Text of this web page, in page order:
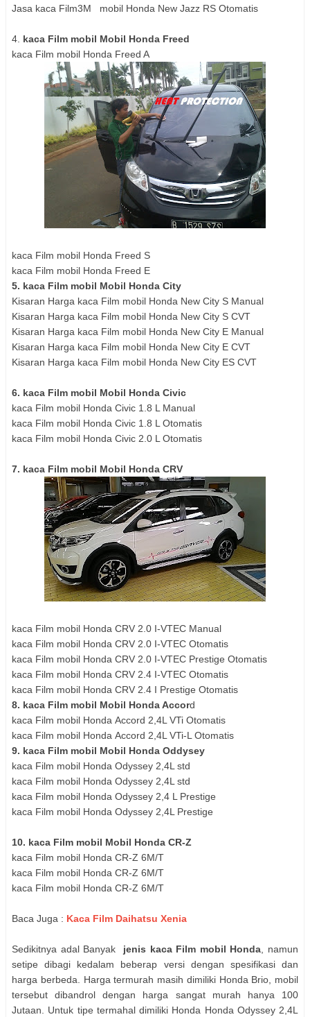
Jasa kaca Film3M mobil Honda New Jazz RS Otomatis
4. kaca Film mobil Mobil Honda Freed
kaca Film mobil Honda Freed A
kaca Film mobil Honda Freed S
kaca Film mobil Honda Freed E
5. kaca Film mobil Mobil Honda City
Kisaran Harga kaca Film mobil Honda New City S Manual
Kisaran Harga kaca Film mobil Honda New City S CVT
Kisaran Harga kaca Film mobil Honda New City E Manual
Kisaran Harga kaca Film mobil Honda New City E CVT
Kisaran Harga kaca Film mobil Honda New City ES CVT
6. kaca Film mobil Mobil Honda Civic
kaca Film mobil Honda Civic 1.8 L Manual
kaca Film mobil Honda Civic 1.8 L Otomatis
kaca Film mobil Honda Civic 2.0 L Otomatis
7. kaca Film mobil Mobil Honda CRV
kaca Film mobil Honda CRV 2.0 I-VTEC Manual
kaca Film mobil Honda CRV 2.0 I-VTEC Otomatis
kaca Film mobil Honda CRV 2.0 I-VTEC Prestige Otomatis
kaca Film mobil Honda CRV 2.4 I-VTEC Otomatis
kaca Film mobil Honda CRV 2.4 I Prestige Otomatis
8. kaca Film mobil Mobil Honda Accord
kaca Film mobil Honda Accord 2,4L VTi Otomatis
kaca Film mobil Honda Accord 2,4L VTi-L Otomatis
9. kaca Film mobil Mobil Honda Oddysey
kaca Film mobil Honda Odyssey 2,4L std
kaca Film mobil Honda Odyssey 2,4L std
kaca Film mobil Honda Odyssey 2,4 L Prestige
kaca Film mobil Honda Odyssey 2,4L Prestige
10. kaca Film mobil Mobil Honda CR-Z
kaca Film mobil Honda CR-Z 6M/T
kaca Film mobil Honda CR-Z 6M/T
kaca Film mobil Honda CR-Z 6M/T
Baca Juga : Kaca Film Daihatsu Xenia
Sedikitnya adal Banyak jenis kaca Film mobil Honda, namun
setipe dibagi kedalam beberap versi dengan spesifikasi dan
harga berbeda. Harga termurah masih dimiliki Honda Brio, mobil
tersebut dibandrol dengan harga sangat murah hanya 100
Jutaan. Untuk tipe termahal dimiliki Honda Honda Odyssey 2,4L